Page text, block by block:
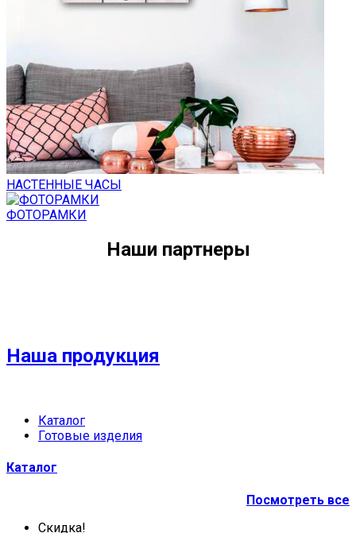
НАСТЕННЫЕ ЧАСЫ
ФОТОРАМКИ
Наши партнеры
Наша продукция
Каталог
Готовые изделия
Каталог
Посмотреть все
Скидка!